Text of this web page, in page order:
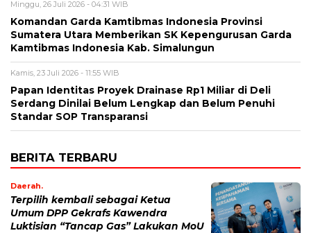
Minggu, 26 Juli 2026 - 04:31 WIB
Komandan Garda Kamtibmas Indonesia Provinsi
Sumatera Utara Memberikan SK Kepengurusan Garda
Kamtibmas Indonesia Kab. Simalungun
Kamis, 23 Juli 2026 - 11:55 WIB
Papan Identitas Proyek Drainase Rp1 Miliar di Deli
Serdang Dinilai Belum Lengkap dan Belum Penuhi
Standar SOP Transparansi
BERITA TERBARU
Daerah.
Terpilih kembali sebagai Ketua
Umum DPP Gekrafs Kawendra
Luktisian “Tancap Gas” Lakukan MoU